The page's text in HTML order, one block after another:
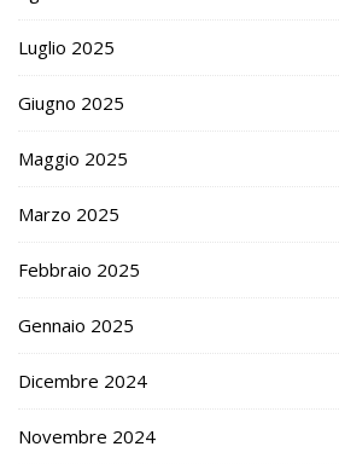
Luglio 2025
Giugno 2025
Maggio 2025
Marzo 2025
Febbraio 2025
Gennaio 2025
Dicembre 2024
Novembre 2024